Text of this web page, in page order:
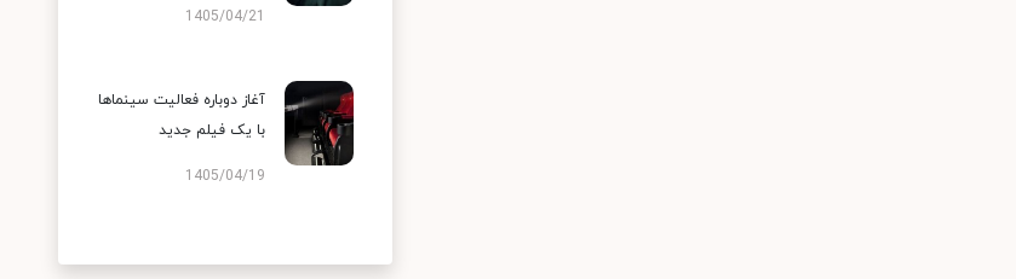
1405/04/21
آغاز دوباره فعالیت سینماها
با یک فیلم جدید
1405/04/19